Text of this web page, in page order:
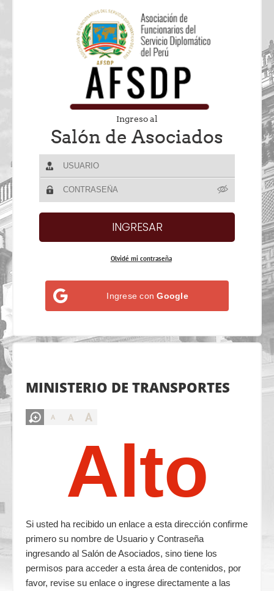
Ingreso al
Salón de Asociados
Olvidé mi contraseña
Ingrese conGoogle
MINISTERIO DE TRANSPORTES
A A A
Alto
Si usted ha recibido un enlace a esta dirección confirme
primero su nombre de Usuario y Contraseña
ingresando al Salón de Asociados, sino tiene los
permisos para acceder a esta área de contenidos, por
favor, revise su enlace o ingrese directamente a las